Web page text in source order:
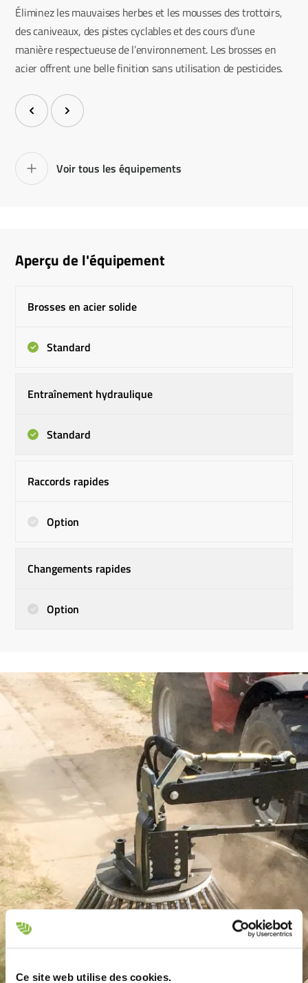
Ce site web utilise des cookies.
Éliminez les mauvaises herbes et les mousses des trottoirs,
des caniveaux, des pistes cyclables et des cours d’une
manière respectueuse de l’environnement. Les brosses en
acier offrent une belle finition sans utilisation de pesticides.
Voir tous les équipements
Aperçu de l'équipement
Brosses en acier solide
Standard
Entraînement hydraulique
Standard
Raccords rapides
Option
Changements rapides
Option